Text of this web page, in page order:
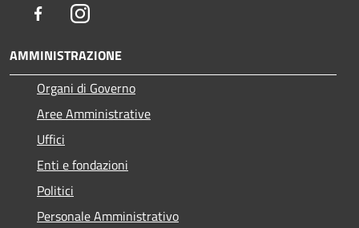
FacebookInstagram
AMMINISTRAZIONE
Organi di Governo
Aree Amministrative
Uffici
Enti e fondazioni
Politici
Personale Amministrativo